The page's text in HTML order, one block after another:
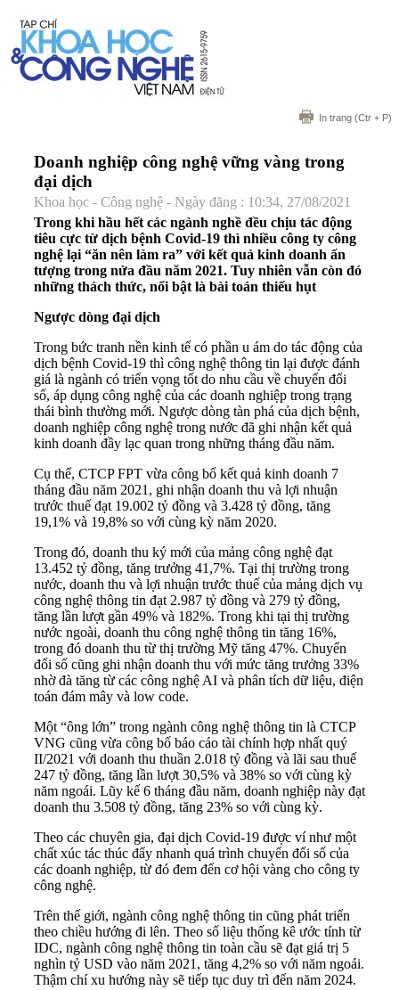
In trang (Ctr + P)
Doanh nghiệp công nghệ vững vàng trong
đại dịch
Khoa học - Công nghệ - Ngày đăng : 10:34, 27/08/2021
Trong khi hầu hết các ngành nghề đều chịu tác động
tiêu cực từ dịch bệnh Covid-19 thì nhiều công ty công
nghệ lại “ăn nên làm ra” với kết quả kinh doanh ấn
tượng trong nửa đầu năm 2021. Tuy nhiên vẫn còn đó
những thách thức, nổi bật là bài toán thiếu hụt
Ngược dòng đại dịch
Trong bức tranh nền kinh tế có phần u ám do tác động của
dịch bệnh Covid-19 thì công nghệ thông tin lại được đánh
giá là ngành có triển vọng tốt do nhu cầu về chuyển đổi
số, áp dụng công nghệ của các doanh nghiệp trong trạng
thái bình thường mới. Ngược dòng tàn phá của dịch bệnh,
doanh nghiệp công nghệ trong nước đã ghi nhận kết quả
kinh doanh đầy lạc quan trong những tháng đầu năm.
Cụ thể, CTCP FPT vừa công bố kết quả kinh doanh 7
tháng đầu năm 2021, ghi nhận doanh thu và lợi nhuận
trước thuế đạt 19.002 tỷ đồng và 3.428 tỷ đồng, tăng
19,1% và 19,8% so với cùng kỳ năm 2020.
Trong đó, doanh thu ký mới của mảng công nghệ đạt
13.452 tỷ đồng, tăng trưởng 41,7%. Tại thị trường trong
nước, doanh thu và lợi nhuận trước thuế của mảng dịch vụ
công nghệ thông tin đạt 2.987 tỷ đồng và 279 tỷ đồng,
tăng lần lượt gần 49% và 182%. Trong khi tại thị trường
nước ngoài, doanh thu công nghệ thông tin tăng 16%,
trong đó doanh thu từ thị trường Mỹ tăng 47%. Chuyển
đổi số cũng ghi nhận doanh thu với mức tăng trưởng 33%
nhờ đà tăng từ các công nghệ AI và phân tích dữ liệu, điện
toán đám mây và low code.
Một “ông lớn” trong ngành công nghệ thông tin là CTCP
VNG cũng vừa công bố báo cáo tài chính hợp nhất quý
II/2021 với doanh thu thuần 2.018 tỷ đồng và lãi sau thuế
247 tỷ đồng, tăng lần lượt 30,5% và 38% so với cùng kỳ
năm ngoái. Lũy kế 6 tháng đầu năm, doanh nghiệp này đạt
doanh thu 3.508 tỷ đồng, tăng 23% so với cùng kỳ.
Theo các chuyên gia, đại dịch Covid-19 được ví như một
chất xúc tác thúc đẩy nhanh quá trình chuyển đổi số của
các doanh nghiệp, từ đó đem đến cơ hội vàng cho công ty
công nghệ.
Trên thế giới, ngành công nghệ thông tin cũng phát triển
theo chiều hướng đi lên. Theo số liệu thống kê ước tính từ
IDC, ngành công nghệ thông tin toàn cầu sẽ đạt giá trị 5
nghìn tỷ USD vào năm 2021, tăng 4,2% so với năm ngoái.
Thậm chí xu hướng này sẽ tiếp tục duy trì đến năm 2024.